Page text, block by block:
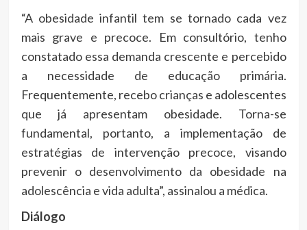
“A obesidade infantil tem se tornado cada vez
mais grave e precoce. Em consultório, tenho
constatado essa demanda crescente e percebido
a necessidade de educação primária.
Frequentemente, recebo crianças e adolescentes
que já apresentam obesidade. Torna-se
fundamental, portanto, a implementação de
estratégias de intervenção precoce, visando
prevenir o desenvolvimento da obesidade na
adolescência e vida adulta”, assinalou a médica.
Diálogo